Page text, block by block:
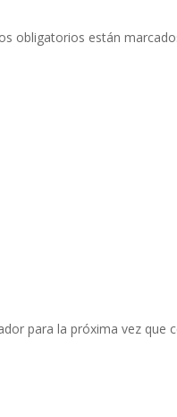
obligatorios están
para la próxima vez que